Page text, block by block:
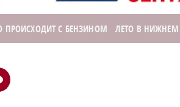
ПРОИСХОДИТ С БЕНЗИНОМ ЛЕТО В НИЖНЕМ